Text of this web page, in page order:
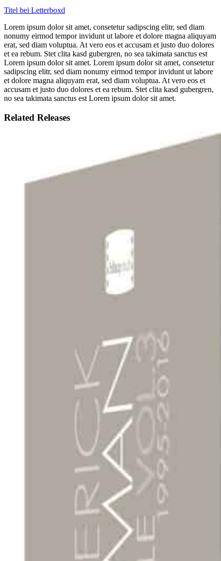
Titel bei Letterboxd
Lorem ipsum dolor sit amet, consetetur sadipscing elitr, sed diam
nonumy eirmod tempor invidunt ut labore et dolore magna aliquyam
erat, sed diam voluptua. At vero eos et accusam et justo duo dolores
et ea rebum. Stet clita kasd gubergren, no sea takimata sanctus est
Lorem ipsum dolor sit amet. Lorem ipsum dolor sit amet, consetetur
sadipscing elitr, sed diam nonumy eirmod tempor invidunt ut labore
et dolore magna aliquyam erat, sed diam voluptua. At vero eos et
accusam et justo duo dolores et ea rebum. Stet clita kasd gubergren,
no sea takimata sanctus est Lorem ipsum dolor sit amet.
Related Releases